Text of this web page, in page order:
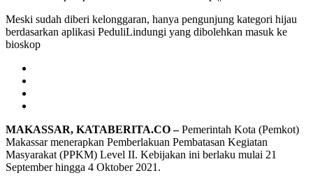
Meski sudah diberi kelonggaran, hanya pengunjung kategori hijau
berdasarkan aplikasi PeduliLindungi yang dibolehkan masuk ke
bioskop
MAKASSAR, KATABERITA.CO –Pemerintah Kota (Pemkot)
Makassar menerapkan Pemberlakuan Pembatasan Kegiatan
Masyarakat (PPKM) Level II. Kebijakan ini berlaku mulai 21
September hingga 4 Oktober 2021.